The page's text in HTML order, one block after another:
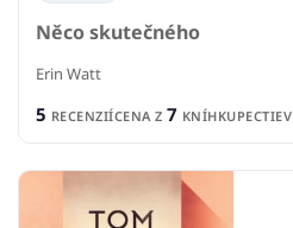
Něco skutečného
Erin Watt
5 RECENZIÍCENA Z 7 KNÍHKUPECTIEV